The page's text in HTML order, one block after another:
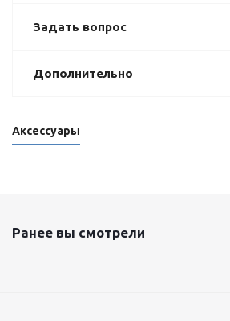
Задать вопрос
Дополнительно
Аксессуары
Ранее вы смотрели